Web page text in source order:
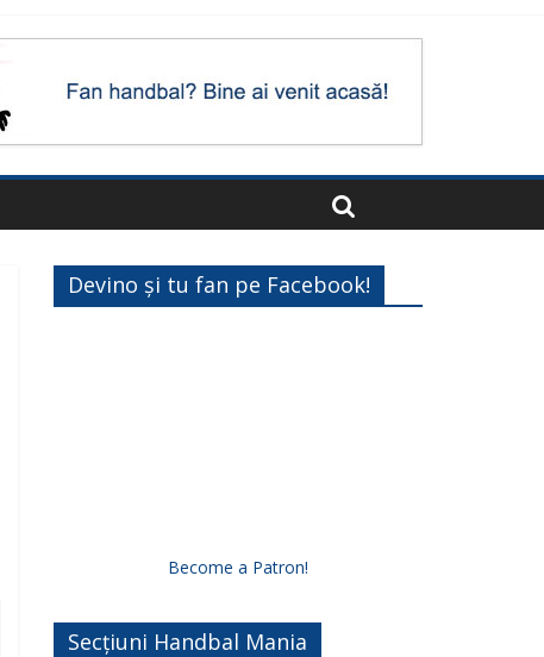
Devino și tu fan pe Facebook!
Become a Patron!
Secțiuni Handbal Mania